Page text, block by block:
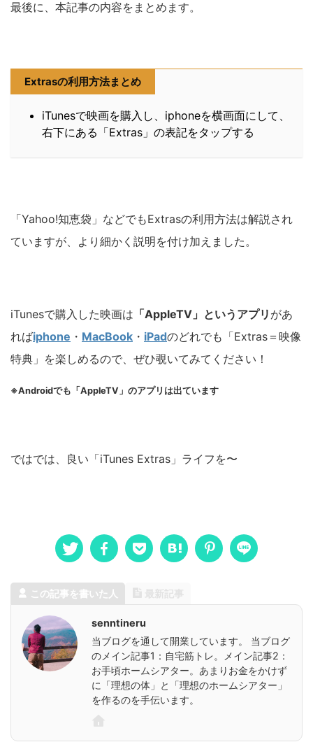
最後に、本記事の内容をまとめます。
Extrasの利用方法まとめ
iTunesで映画を購入し、iphoneを横画面にして、
右下にある「Extras」の表記をタップする
「Yahoo!知恵袋」などでもExtrasの利用方法は解説され
ていますが、より細かく説明を付け加えました。
iTunesで購入した映画は 「AppleTV」というアプリ があ
ればiphone ・ MacBook ・ iPadのどれでも「Extras＝映像
特典」を楽しめるので、ぜひ覗いてみてください！
※Androidでも「AppleTV」のアプリは出ています
ではでは、良い「iTunes Extras」ライフを〜
この記事を書いた人
senntineru
当ブログを通して開業しています。 当ブログ
のメイン記事1：自宅筋トレ。メイン記事2：
お手頃ホームシアター。あまりお金をかけず
に「理想の体」と「理想のホームシアター」
を作るのを手伝います。